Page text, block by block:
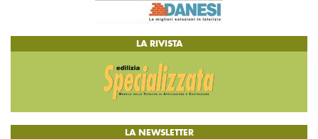
LA RIVISTA
LA NEWSLETTER